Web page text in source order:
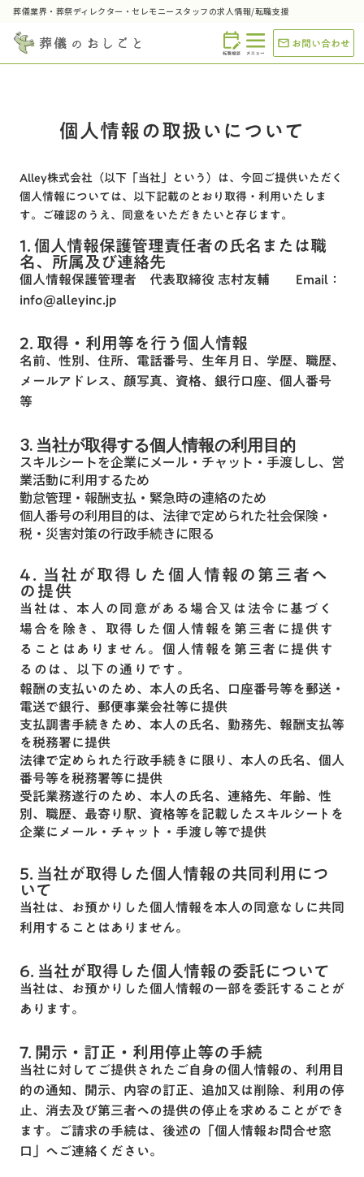
葬儀業界・葬祭ディレクター・セレモニースタッフの求人情報/転職支援
お問い合わせ
個人情報の取扱いについて
Alley株式会社（以下「当社」という）は、今回ご提供いただく
個人情報については、以下記載のとおり取得・利用いたしま
す。ご確認のうえ、同意をいただきたいと存じます。
1. 個人情報保護管理責任者の氏名または職
名、所属及び連絡先
個人情報保護管理者 代表取締役 志村友輔 Email：
info@alleyinc.jp
2. 取得・利用等を行う個人情報
名前、性別、住所、電話番号、生年月日、学歴、職歴、
メールアドレス、顔写真、資格、銀行口座、個人番号
等
3. 当社が取得する個人情報の利用目的
スキルシートを企業にメール・チャット・手渡しし、営
業活動に利用するため
勤怠管理・報酬支払・緊急時の連絡のため
個人番号の利用目的は、法律で定められた社会保険・
税・災害対策の行政手続きに限る
4. 当社が取得した個人情報の第三者へ
の提供
当社は、本人の同意がある場合又は法令に基づく
場合を除き、取得した個人情報を第三者に提供す
ることはありません。個人情報を第三者に提供す
るのは、以下の通りです。
報酬の支払いのため、本人の氏名、口座番号等を郵送・
電送で銀行、郵便事業会社等に提供
支払調書手続きため、本人の氏名、勤務先、報酬支払等
を税務署に提供
法律で定められた行政手続きに限り、本人の氏名、個人
番号等を税務署等に提供
受託業務遂行のため、本人の氏名、連絡先、年齢、性
別、職歴、最寄り駅、資格等を記載したスキルシートを
企業にメール・チャット・手渡し等で提供
5. 当社が取得した個人情報の共同利用につ
いて
当社は、お預かりした個人情報を本人の同意なしに共同
利用することはありません。
6. 当社が取得した個人情報の委託について
当社は、お預かりした個人情報の一部を委託することが
あります。
7. 開示・訂正・利用停止等の手続
当社に対してご提供されたご自身の個人情報の、利用目
的の通知、開示、内容の訂正、追加又は削除、利用の停
止、消去及び第三者への提供の停止を求めることができ
ます。ご請求の手続は、後述の「個人情報お問合せ窓
口」へご連絡ください。